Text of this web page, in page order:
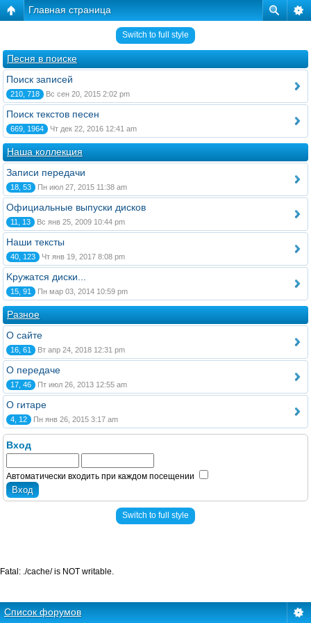
Главная страница
Switch to full style
Песня в поиске
Поиск записей
210, 718 Вс сен 20, 2015 2:02 pm
Поиск текстов песен
669, 1964 Чт дек 22, 2016 12:41 am
Наша коллекция
Записи передачи
18, 53 Пн июл 27, 2015 11:38 am
Официальные выпуски дисков
11, 13 Вс янв 25, 2009 10:44 pm
Наши тексты
40, 123 Чт янв 19, 2017 8:08 pm
Kружатся диски...
15, 91 Пн мар 03, 2014 10:59 pm
Разное
О сайте
16, 61 Вт апр 24, 2018 12:31 pm
О передаче
17, 46 Пт июл 26, 2013 12:55 am
О гитаре
4, 12 Пн янв 26, 2015 3:17 am
Вход
Автоматически входить при каждом посещении
Switch to full style
Список форумов
Fatal: ./cache/ is NOT writable.